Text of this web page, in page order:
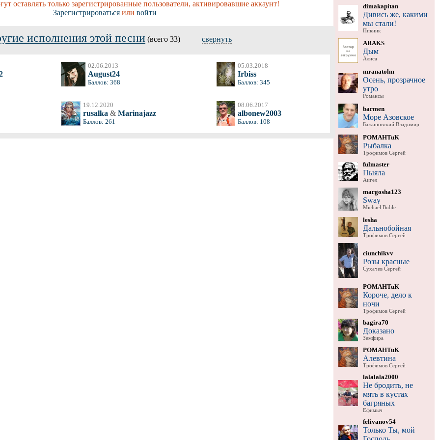
оставлять только зарегистрированные пользователи, активировавшие аккаунт!
Зарегистрироваться или войти
исполнения этой песни (всего 33) свернуть
02.06.2013
August24
Баллов: 368
05.03.2018
Irbiss
Баллов: 345
19.12.2020
rusalka &Marinajazz
Баллов: 261
08.06.2017
albonew2003
Баллов: 108
dimakapitan
Дивись же, какими
мы стали!
Пикник
ARAKS
Дым
Алиса
mranatolm
Осень, прозрачное
утро
Романсы
barmen
Море Азовское
Бажиновский Владимир
POMAHTuK
Рыбалка
Трофимов Сергей
fulmaster
Пыяла
Аигел
margosha123
Sway
Michael Buble
lesha
Дальнобойная
Трофимов Сергей
ciunchikvv
Розы красные
Сухачев Сергей
POMAHTuK
Короче, дело к
ночи
Трофимов Сергей
bagira70
Доказано
Земфира
POMAHTuK
Алевтина
Трофимов Сергей
lalalala2000
Не бродить, не
мять в кустах
багряных
Ефимыч
felivanov54
Только Ты, мой